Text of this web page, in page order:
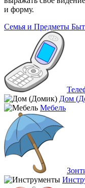
и форму.
Семья и Предметы
Дом
Мебель